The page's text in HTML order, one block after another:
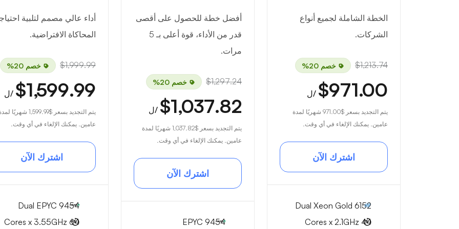
الخطة الشاملة لجميع أنواع
الشركات.
$1,213.74 خصم 20%
$971.00 /ل
يتم التجديد بسعر $971.00
شهريًا لمدة
عامين. يمكنك الإلغاء في أي وقت.
اشترك الآن
Dual Xeon Gold 6152
44 Cores x 2.1GHz
أفضل خطة للحصول على أقصى
قدر من الأداء، قوة أعلى بـ 5
مرات.
$1,297.24 خصم 20%
$1,037.82 /ل
يتم التجديد بسعر $1,037.82
شهريًا لمدة
عامين. يمكنك الإلغاء في أي وقت.
اشترك الآن
EPYC 9454
أداء عالي مصمم لتلبية
المحاكاة الافتراضية.
$1,999.99 خصم 20%
$1,599.99 /ل
يتم التجديد بسعر $1,599.99
شهريًا
عامين. يمكنك الإلغاء في أي وقت.
اشترك الآن
Dual EPYC 9454
64 Cores x 3.55GHz